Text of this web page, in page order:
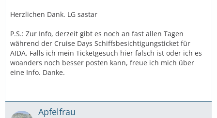
Herzlichen Dank. LG sastar
P.S.: Zur Info, derzeit gibt es noch an fast allen Tagen
während der Cruise Days Schiffsbesichtigungsticket für
AIDA. Falls ich mein Ticketgesuch hier falsch ist oder ich es
woanders noch besser posten kann, freue ich mich über
eine Info. Danke.
Apfelfrau